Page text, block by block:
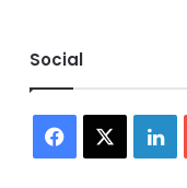
Social
Facebook